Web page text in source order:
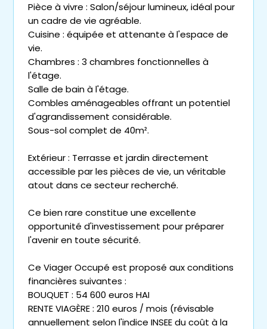
Pièce à vivre : Salon/séjour lumineux, idéal pour
un cadre de vie agréable.
Cuisine : équipée et attenante à l'espace de
vie.
Chambres : 3 chambres fonctionnelles à
l'étage.
Salle de bain à l'étage.
Combles aménageables offrant un potentiel
d'agrandissement considérable.
Sous-sol complet de 40m².
Extérieur : Terrasse et jardin directement
accessible par les pièces de vie, un véritable
atout dans ce secteur recherché.
Ce bien rare constitue une excellente
opportunité d'investissement pour préparer
l'avenir en toute sécurité.
Ce Viager Occupé est proposé aux conditions
financières suivantes :
BOUQUET : 54 600 euros HAI
RENTE VIAGÈRE : 210 euros / mois (révisable
annuellement selon l'indice INSEE du coût à la